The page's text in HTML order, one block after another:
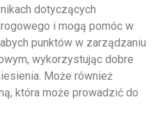
dotyczących
i mogą pomóc w
punktów w zarządzaniu
wykorzystując dobre
Może również
która może prowadzić do